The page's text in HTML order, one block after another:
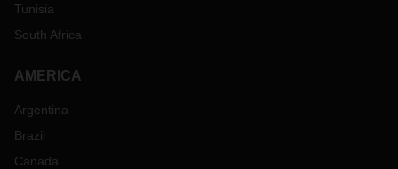
Tunisia
South Africa
AMERICA
Argentina
Brazil
Canada